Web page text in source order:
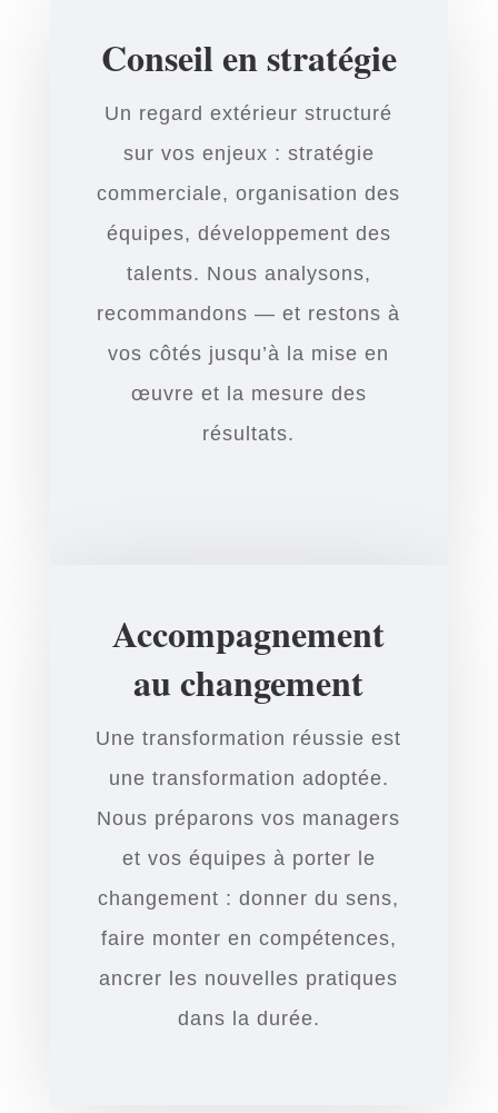
Conseil en stratégie
Un regard extérieur structuré
sur vos enjeux : stratégie
commerciale, organisation des
équipes, développement des
talents. Nous analysons,
recommandons — et restons à
vos côtés jusqu’à la mise en
œuvre et la mesure des
résultats.
Accompagnement
au changement
Une transformation réussie est
une transformation adoptée.
Nous préparons vos managers
et vos équipes à porter le
changement : donner du sens,
faire monter en compétences,
ancrer les nouvelles pratiques
dans la durée.